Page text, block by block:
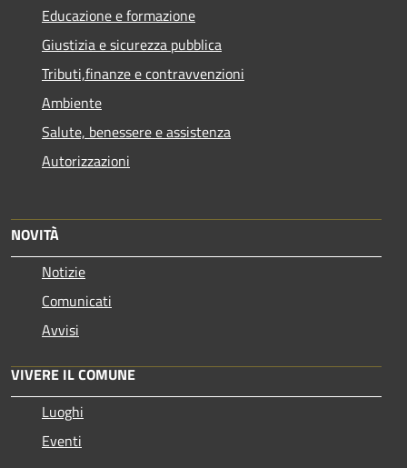
Educazione e formazione
Giustizia e sicurezza pubblica
Tributi,finanze e contravvenzioni
Ambiente
Salute, benessere e assistenza
Autorizzazioni
NOVITÀ
Notizie
Comunicati
Avvisi
VIVERE IL COMUNE
Luoghi
Eventi